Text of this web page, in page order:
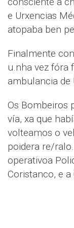
e Urxencias
atopaba ben
Finalmente
u.nha vez fóra
ambulancia de
Os Bombeiros
vía, xa que
volteamos o
poidera re/
operativoa
Coristanco, e a